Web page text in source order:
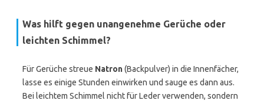
Was hilft gegen unangenehme Gerüche oder
leichten Schimmel?
Für Gerüche streue Natron(Backpulver) in die Innenfächer,
lasse es einige Stunden einwirken und sauge es dann aus.
Bei leichtem Schimmel nicht für Leder verwenden, sondern